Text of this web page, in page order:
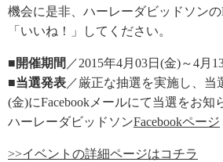
機会に是非、ハーレーダビッドソンの
「いいね！」してください。
■開催期間 ／2015年4月03日(金)～4月
■当選発表／厳正な抽選を実施し、当
(金)にFacebookメールにて当選をお知
ハーレーダビッドソンFacebookページ
>>イベントの詳細ページはコチラ